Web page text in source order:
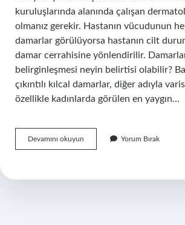
kuruluşlarında alanında çalışan
olmanız gerekir. Hastanın vücudunun
damarlar görülüyorsa hastanın cilt
damar cerrahisine yönlendirilir.
belirginleşmesi neyin belirtisi olabilir?
çıkıntılı kılcal damarlar, diğer adıyla
özellikle kadınlarda görülen en yaygın…
Devamını okuyun
Belirginleşmesi
Doktora
Yorum Bırak